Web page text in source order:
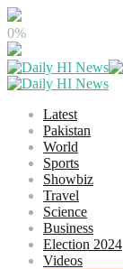
0%
Latest
Pakistan
World
Sports
Showbiz
Travel
Science
Business
Election 2024
Videos